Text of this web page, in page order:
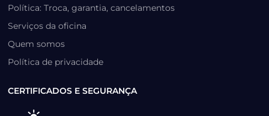
Política: Troca, garantia, cancelamentos
Serviços da oficina
Quem somos
Política de privacidade
CERTIFICADOS E SEGURANÇA